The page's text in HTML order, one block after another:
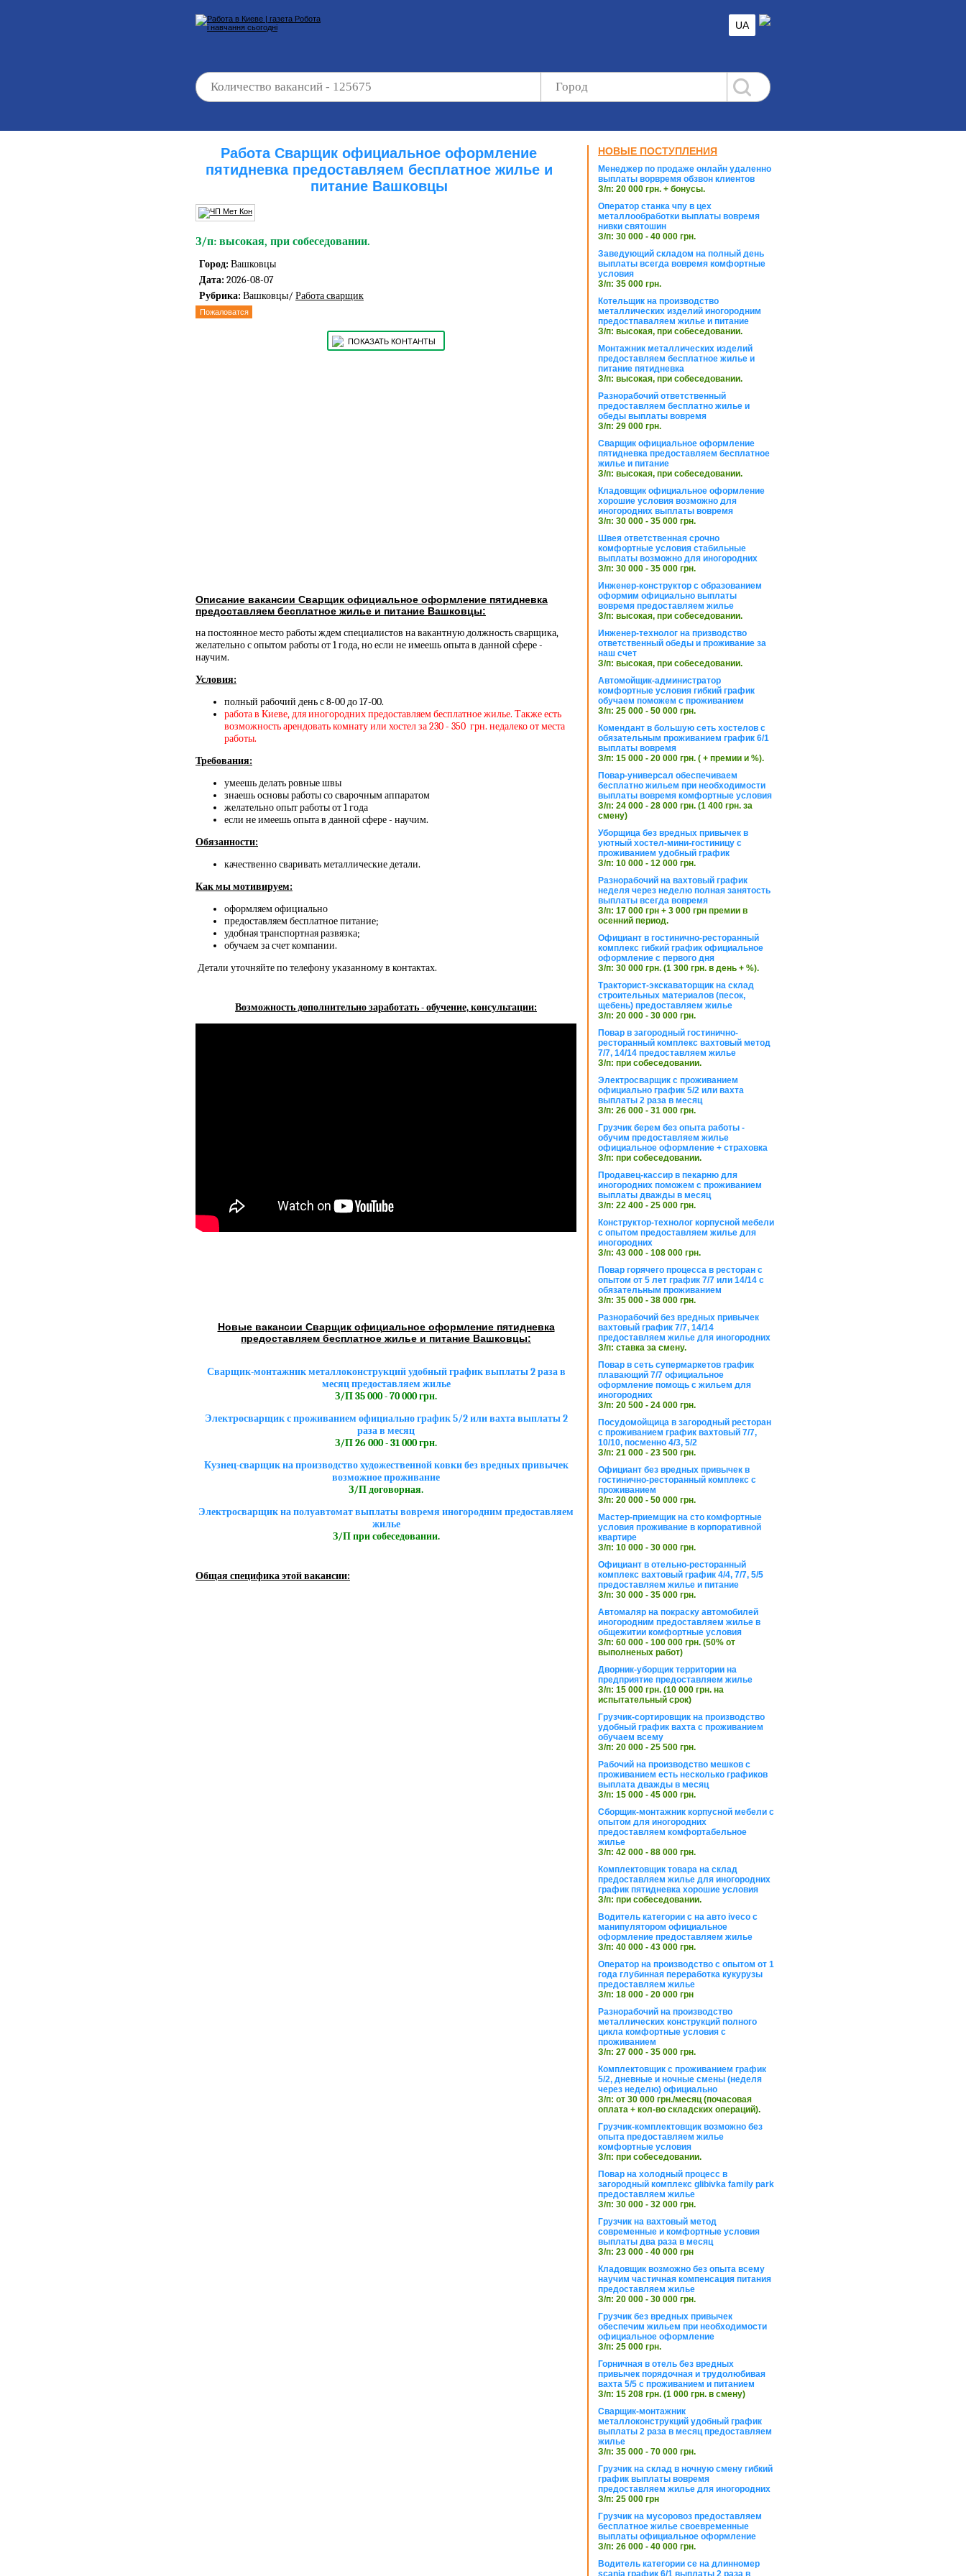
UA
Работа Сварщик официальное оформление
пятидневка предоставляем бесплатное жилье и
питание Вашковцы
З/п: высокая, при собеседовании.
Город: Вашковцы
Дата: 2026-08-07
Рубрика: Вашковцы/ Работа сварщик
Пожаловатся
ПОКАЗАТЬ КОНТАНТЫ
Описание вакансии Сварщик официальное оформление пятидневка
предоставляем бесплатное жилье и питание Вашковцы:
на постоянное место работы ждем специалистов на вакантную должность сварщика,
желательно с опытом работы от 1 года, но если не имеешь опыта в данной сфере -
научим.
Условия:
полный рабочий день с 8-00 до 17-00.
работа в Киеве, для иногородних предоставляем бесплатное жилье. Также есть
возможность арендовать комнату или хостел за 230 - 350 грн. недалеко от места
работы.
Требования:
умеешь делать ровные швы
знаешь основы работы со сварочным аппаратом
желательно опыт работы от 1 года
если не имеешь опыта в данной сфере - научим.
Обязанности:
качественно сваривать металлические детали.
Как мы мотивируем:
оформляем официально
предоставляем бесплатное питание;
удобная транспортная развязка;
обучаем за счет компании.
Детали уточняйте по телефону указанному в контактах.
Возможность дополнительно заработать - обучение, консультации:
Новые вакансии Сварщик официальное оформление пятидневка
предоставляем бесплатное жилье и питание Вашковцы:
Сварщик-монтажник металлоконструкций удобный график выплаты 2 раза в
месяц предоставляем жилье
З/П 35 000 - 70 000 грн.
Электросварщик с проживанием официально график 5/2 или вахта выплаты 2
раза в месяц
З/П 26 000 - 31 000 грн.
Кузнец-сварщик на производство художественной ковки без вредных привычек
возможное проживание
З/П договорная.
Электросварщик на полуавтомат выплаты вовремя иногородним предоставляем
жилье
З/П при собеседовании.
Общая специфика этой вакансии:
НОВЫЕ ПОСТУПЛЕНИЯ
Менеджер по продаже онлайн удаленно
выплаты ворвремя обзвон клиентов
З/п: 20 000 грн. + бонусы.
Оператор станка чпу в цех
металлообработки выплаты вовремя
нивки святошин
З/п: 30 000 - 40 000 грн.
Заведующий складом на полный день
выплаты всегда вовремя комфортные
условия
З/п: 35 000 грн.
Котельщик на производство
металлических изделий иногородним
предостпаваляем жилье и питание
З/п: высокая, при собеседовании.
Монтажник металлических изделий
предоставляем бесплатное жилье и
питание пятидневка
З/п: высокая, при собеседовании.
Разнорабочий ответственный
предоставляем бесплатно жилье и
обеды выплаты вовремя
З/п: 29 000 грн.
Сварщик официальное оформление
пятидневка предоставляем бесплатное
жилье и питание
З/п: высокая, при собеседовании.
Кладовщик официальное оформление
хорошие условия возможно для
иногородних выплаты вовремя
З/п: 30 000 - 35 000 грн.
Швея ответственная срочно
комфортные условия стабильные
выплаты возможно для иногородних
З/п: 30 000 - 35 000 грн.
Инженер-конструктор с образованием
оформим официально выплаты
вовремя предоставляем жилье
З/п: высокая, при собеседовании.
Инженер-технолог на призводство
ответственный обеды и проживание за
наш счет
З/п: высокая, при собеседовании.
Автомойщик-администратор
комфортные условия гибкий график
обучаем поможем с проживанием
З/п: 25 000 - 50 000 грн.
Комендант в большую сеть хостелов с
обязательным проживанием график 6/1
выплаты вовремя
З/п: 15 000 - 20 000 грн. ( + премии и %).
Повар-универсал обеспечиваем
бесплатно жильем при необходимости
выплаты вовремя комфортные условия
З/п: 24 000 - 28 000 грн. (1 400 грн. за
смену)
Уборщица без вредных привычек в
уютный хостел-мини-гостиницу с
проживанием удобный график
З/п: 10 000 - 12 000 грн.
Разнорабочий на вахтовый график
неделя через неделю полная занятость
выплаты всегда вовремя
З/п: 17 000 грн + 3 000 грн премии в
осенний период.
Официант в гостинично-ресторанный
комплекс гибкий график официальное
оформление с первого дня
З/п: 30 000 грн. (1 300 грн. в день + %).
Тракторист-экскаваторщик на склад
строительных материалов (песок,
щебень) предоставляем жилье
З/п: 20 000 - 30 000 грн.
Повар в загородный гостинично-
ресторанный комплекс вахтовый метод
7/7, 14/14 предоставляем жилье
З/п: при собеседовании.
Электросварщик с проживанием
официально график 5/2 или вахта
выплаты 2 раза в месяц
З/п: 26 000 - 31 000 грн.
Грузчик берем без опыта работы -
обучим предоставляем жилье
официальное оформление + страховка
З/п: при собеседовании.
Продавец-кассир в пекарню для
иногородних поможем с проживанием
выплаты дважды в месяц
З/п: 22 400 - 25 000 грн.
Конструктор-технолог корпусной мебели
с опытом предоставляем жилье для
иногородних
З/п: 43 000 - 108 000 грн.
Повар горячего процесса в ресторан с
опытом от 5 лет график 7/7 или 14/14 с
обязательным проживанием
З/п: 35 000 - 38 000 грн.
Разнорабочий без вредных привычек
вахтовый график 7/7, 14/14
предоставляем жилье для иногородних
З/п: ставка за смену.
Повар в сеть супермаркетов график
плавающий 7/7 официальное
оформление помощь с жильем для
иногородних
З/п: 20 500 - 24 000 грн.
Посудомойщица в загородный ресторан
с проживанием график вахтовый 7/7,
10/10, посменно 4/3, 5/2
З/п: 21 000 - 23 500 грн.
Официант без вредных привычек в
гостинично-ресторанный комплекс с
проживанием
З/п: 20 000 - 50 000 грн.
Мастер-приемщик на сто комфортные
условия проживание в корпоративной
квартире
З/п: 10 000 - 30 000 грн.
Официант в отельно-ресторанный
комплекс вахтовый график 4/4, 7/7, 5/5
предоставляем жилье и питание
З/п: 30 000 - 35 000 грн.
Автомаляр на покраску автомобилей
иногородним предоставляем жилье в
общежитии комфортные условия
З/п: 60 000 - 100 000 грн. (50% от
выполненых работ)
Дворник-уборщик территории на
предприятие предоставляем жилье
З/п: 15 000 грн. (10 000 грн. на
испытательный срок)
Грузчик-сортировщик на производство
удобный график вахта с проживанием
обучаем всему
З/п: 20 000 - 25 500 грн.
Рабочий на производство мешков с
проживанием есть несколько графиков
выплата дважды в месяц
З/п: 15 000 - 45 000 грн.
Сборщик-монтажник корпусной мебели с
опытом для иногородних
предоставляем комфортабельное
жилье
З/п: 42 000 - 88 000 грн.
Комплектовщик товара на склад
предоставляем жилье для иногородних
график пятидневка хорошие условия
З/п: при собеседовании.
Водитель категории с на авто iveco с
манипулятором официальное
оформление предоставляем жилье
З/п: 40 000 - 43 000 грн.
Оператор на производство с опытом от 1
года глубинная переработка кукурузы
предоставляем жилье
З/п: 18 000 - 20 000 грн
Разнорабочий на производство
металлических конструкций полного
цикла комфортные условия с
проживанием
З/п: 27 000 - 35 000 грн.
Комплектовщик с проживанием график
5/2, дневные и ночные смены (неделя
через неделю) официально
З/п: от 30 000 грн./месяц (почасовая
оплата + кол-во складских операций).
Грузчик-комплектовщик возможно без
опыта предоставляем жилье
комфортные условия
З/п: при собеседовании.
Повар на холодный процесс в
загородный комплекс glibivka family park
предоставляем жилье
З/п: 30 000 - 32 000 грн.
Грузчик на вахтовый метод
современные и комфортные условия
выплаты два раза в месяц
З/п: 23 000 - 40 000 грн
Кладовщик возможно без опыта всему
научим частичная компенсация питания
предоставляем жилье
З/п: 20 000 - 30 000 грн.
Грузчик без вредных привычек
обеспечим жильем при необходимости
официальное оформление
З/п: 25 000 грн.
Горничная в отель без вредных
привычек порядочная и трудолюбивая
вахта 5/5 с проживанием и питанием
З/п: 15 208 грн. (1 000 грн. в смену)
Сварщик-монтажник
металлоконструкций удобный график
выплаты 2 раза в месяц предоставляем
жилье
З/п: 35 000 - 70 000 грн.
Грузчик на склад в ночную смену гибкий
график выплаты вовремя
предоставляем жилье для иногородних
З/п: 25 000 грн
Грузчик на мусоровоз предоставляем
бесплатное жилье своевременные
выплаты официальное оформление
З/п: 26 000 - 40 000 грн.
Водитель категории се на длинномер
scania график 6/1 выплаты 2 раза в